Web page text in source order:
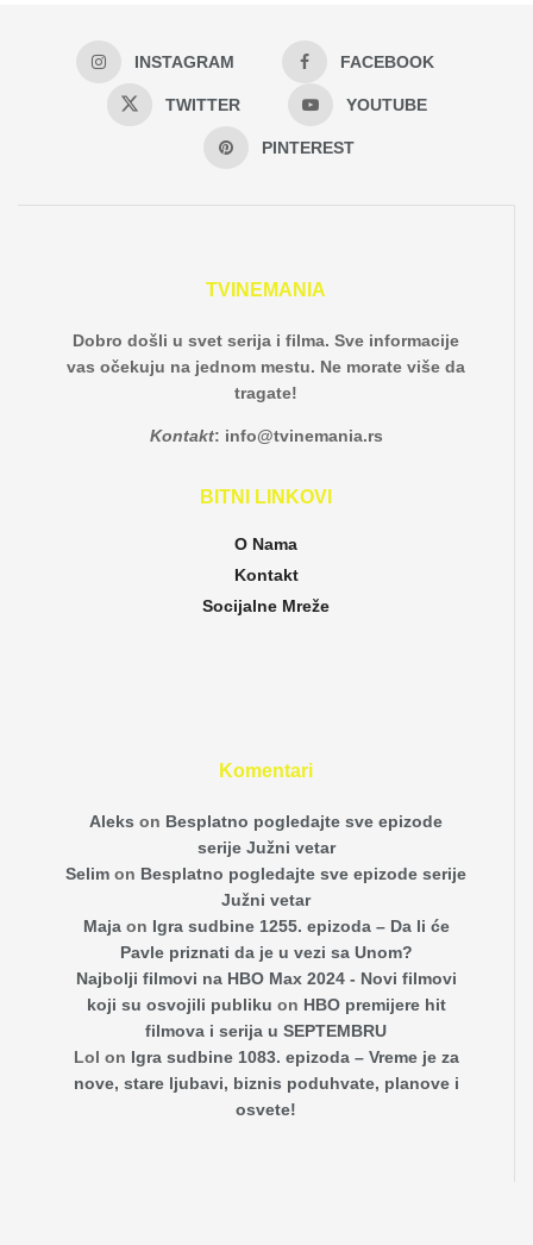
INSTAGRAM FACEBOOK
TWITTER YOUTUBE
PINTEREST
TVINEMANIA
Dobro došli u svet serija i filma. Sve informacije
vas očekuju na jednom mestu. Ne morate više da
tragate!
Kontakt: info@tvinemania.rs
BITNI LINKOVI
O Nama
Kontakt
Socijalne Mreže
Komentari
Aleks on Besplatno pogledajte sve epizode
serije Južni vetar
Selim on Besplatno pogledajte sve epizode serije
Južni vetar
Majaon Igra sudbine 1255. epizoda – Da li će
Pavle priznati da je u vezi sa Unom?
Najbolji filmovi na HBO Max 2024 - Novi filmovi
koji su osvojili publiku on HBO premijere hit
filmova i serija u SEPTEMBRU
Lol on Igra sudbine 1083. epizoda – Vreme je za
nove, stare ljubavi, biznis poduhvate, planove i
osvete!